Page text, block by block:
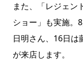
また、「レジェン
ショー」も実施。
日明さん、16日は
が来店します。